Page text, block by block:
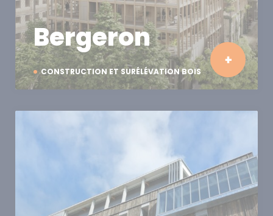
CONSTRUCTION ET SURÉLÉVATION BOIS
Bergeron